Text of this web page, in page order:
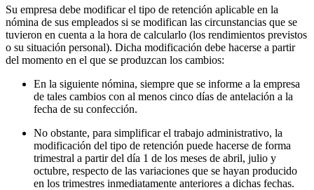
Su empresa debe modificar el tipo de retención aplicable en la
nómina de sus empleados si se modifican las circunstancias que se
tuvieron en cuenta a la hora de calcularlo (los rendimientos previstos
o su situación personal). Dicha modificación debe hacerse a partir
del momento en el que se produzcan los cambios:
En la siguiente nómina, siempre que se informe a la empresa
de tales cambios con al menos cinco días de antelación a la
fecha de su confección.
No obstante, para simplificar el trabajo administrativo, la
modificación del tipo de retención puede hacerse de forma
trimestral a partir del día 1 de los meses de abril, julio y
octubre, respecto de las variaciones que se hayan producido
en los trimestres inmediatamente anteriores a dichas fechas.